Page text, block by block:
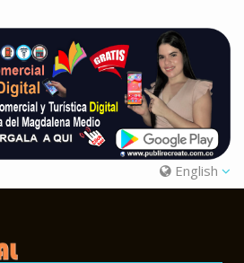
English